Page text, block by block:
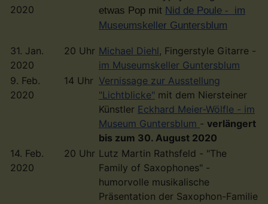
2020
etwas Pop mit Nid de Poule - im
Museumskeller Guntersblum
31. Jan.
2020
20 Uhr Michael Diehl, Fingerstyle Gitarre -
im Museumskeller Guntersblum
9. Feb.
2020
14 Uhr Vernissage zur Ausstellung
"Lichtblicke" mit dem Niersteiner
Künstler Eckhard Meier-Wölfle - im
Museum Guntersblum - verlängert
bis zum 30. August 2020
14. Feb.
2020
20 Uhr Lutz Martin Rathsfeld - "The
Family of Saxophones" -
humorvolle musikalische
Präsentation der Saxophon-Familie